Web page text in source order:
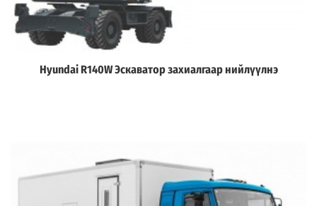
Дэлгэрэнгүй
Hyundai R140W Эскаватор захиалгаар нийлүүлнэ